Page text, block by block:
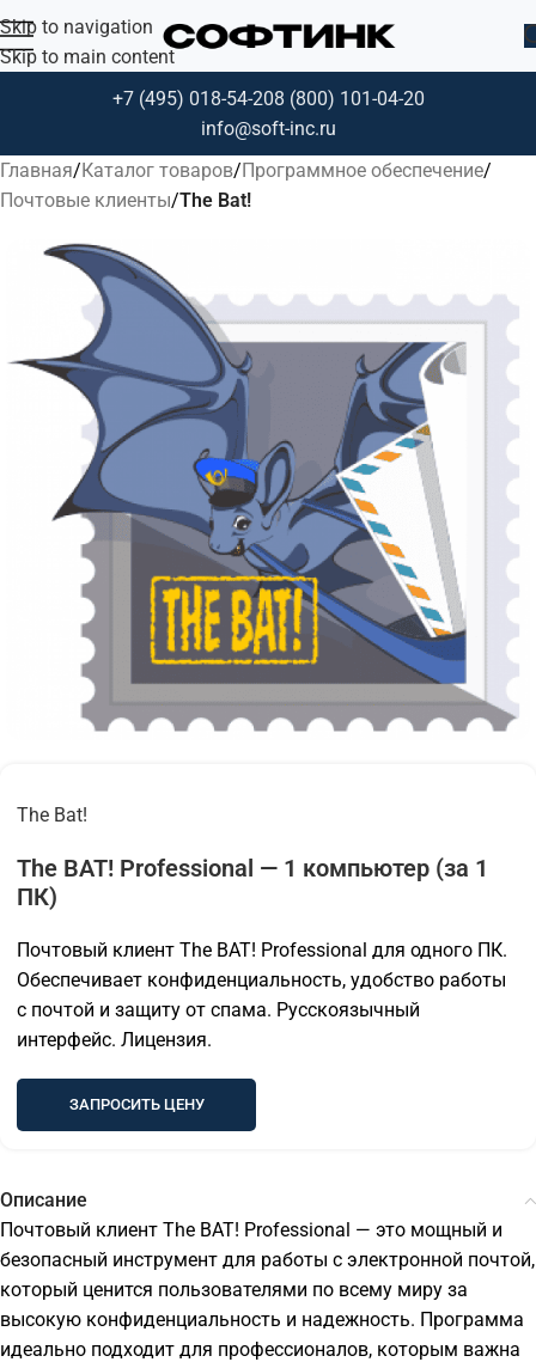
Skip to navigation
Skip to main content
+7 (495) 018-54-208 (800) 101-04-20
info@soft-inc.ru
Главная Каталог товаров Программное обеспечение
Почтовые клиенты The Bat!
The Bat!
The BAT! Professional — 1 компьютер (за 1
ПК)
Почтовый клиент The BAT! Professional для одного ПК.
Обеспечивает конфиденциальность, удобство работы
с почтой и защиту от спама. Русскоязычный
интерфейс. Лицензия.
ЗАПРОСИТЬ ЦЕНУ
Описание
Почтовый клиент The BAT! Professional — это мощный и
безопасный инструмент для работы с электронной почтой,
который ценится пользователями по всему миру за
высокую конфиденциальность и надежность. Программа
идеально подходит для профессионалов, которым важна